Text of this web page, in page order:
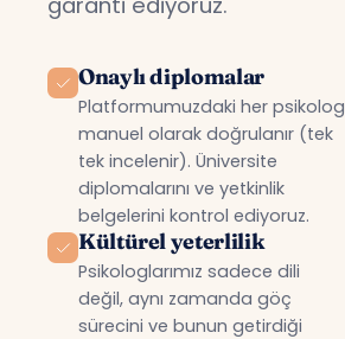
Onaylı diplomalar
Platformumuzdaki her psikolog
manuel olarak doğrulanır (tek
tek incelenir). Üniversite
diplomalarını ve yetkinlik
belgelerini kontrol ediyoruz.
Kültürel yeterlilik
Psikologlarımız sadece dili
değil, aynı zamanda göç
sürecini ve bunun getirdiği